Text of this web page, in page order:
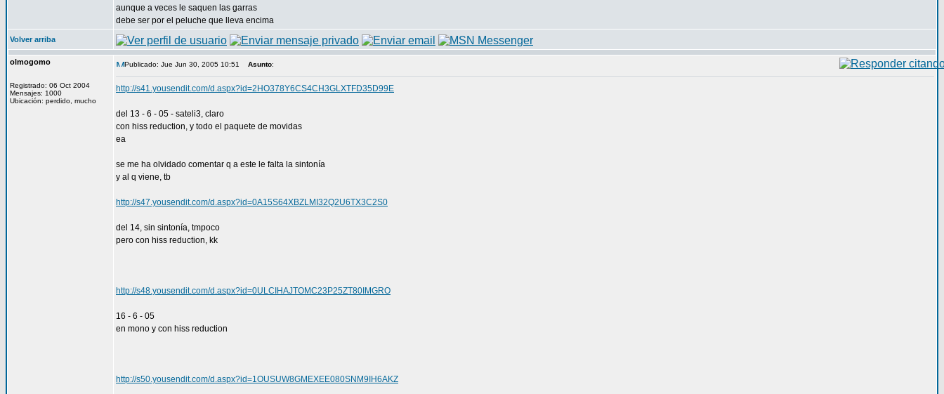
aunque a veces le saquen las garras
debe ser por el peluche que lleva encima
Volver arriba
olmogomo
Registrado: 06 Oct 2004
Mensajes: 1000
Ubicación: perdido, mucho
Publicado: Jue Jun 30, 2005 10:51 Asunto:
http://s41.yousendit.com/d.aspx?id=2HO378Y6CS4CH3GLXTFD35D99E
del 13 - 6 - 05 - sateli3, claro
con hiss reduction, y todo el paquete de movidas
ea
se me ha olvidado comentar q a este le falta la sintonía
y al q viene, tb
http://s47.yousendit.com/d.aspx?id=0A15S64XBZLMI32Q2U6TX3C2S0
del 14, sin sintonía, tmpoco
pero con hiss reduction, kk
http://s48.yousendit.com/d.aspx?id=0ULCIHAJTOMC23P25ZT80IMGRO
16 - 6 - 05
en mono y con hiss reduction
http://s50.yousendit.com/d.aspx?id=1OUSUW8GMEXEE080SNM9IH6AKZ